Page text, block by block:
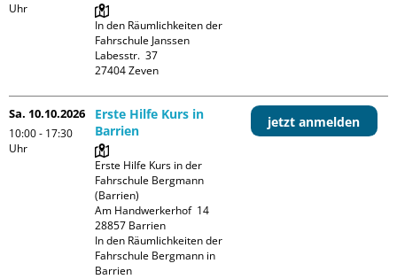
Uhr
In den Räumlichkeiten der
Fahrschule Janssen
Labesstr.  37
Sa. 10.10.2026
10:00 - 17:30
Uhr
Erste Hilfe Kurs in
Barrien
Erste Hilfe Kurs in der
Fahrschule Bergmann
(Barrien)
Am Handwerkerhof  14
28857 Barrien
In den Räumlichkeiten der
Fahrschule Bergmann in
Barrien
jetzt anmelden